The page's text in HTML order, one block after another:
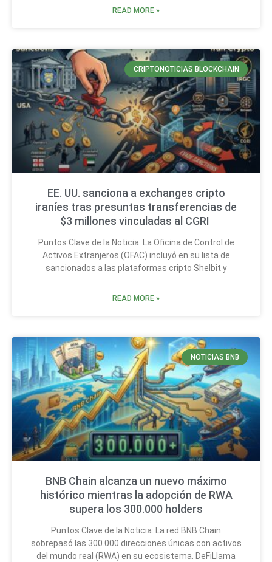
READ MORE »
CRIPTONOTICIAS BLOCKCHAIN
EE. UU. sanciona a exchanges cripto
iraníes tras presuntas transferencias de
$3 millones vinculadas al CGRI
Puntos Clave de la Noticia: La Oficina de Control de
Activos Extranjeros (OFAC) incluyó en su lista de
sancionados a las plataformas cripto Shelbit y
READ MORE »
NOTICIAS BNB
BNB Chain alcanza un nuevo máximo
histórico mientras la adopción de RWA
supera los 300.000 holders
Puntos Clave de la Noticia: La red BNB Chain
sobrepasó las 300.000 direcciones únicas con activos
del mundo real (RWA) en su ecosistema. DeFiLlama